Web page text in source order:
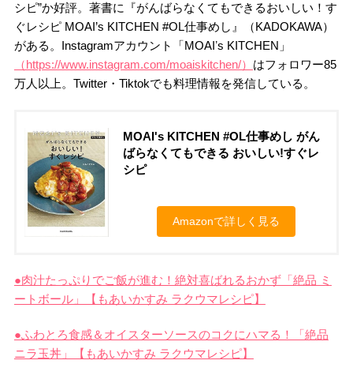
シピ”か好評。著書に『がんばらなくてもできるおいしい！す
ぐレシピ MOAI’s KITCHEN #OL仕事めし』（KADOKAWA）
がある。Instagramアカウント「MOAIʼs KITCHEN」
（https://www.instagram.com/moaiskitchen/） はフォロワー85
万人以上。Twitter・Tiktokでも料理情報を発信している。
MOAI's KITCHEN #OL仕事めし がん
ばらなくてもできる おいしい!すぐレ
シピ
Amazonで詳しく見る
●肉汁たっぷりでご飯が進む！絶対喜ばれるおかず「絶品 ミ
ートボール」【もあいかすみ ラクウマレシピ】
●ふわとろ食感＆オイスターソースのコクにハマる！「絶品
ニラ玉丼」【もあいかすみ ラクウマレシピ】